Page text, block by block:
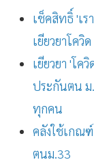
เช็คสิทธิ์ 'เร
เยียวยาโควิ
เยียวยา 'โค
ประกันตน ม
ทุกคน
คลังใช้เกณ
ตนม.33